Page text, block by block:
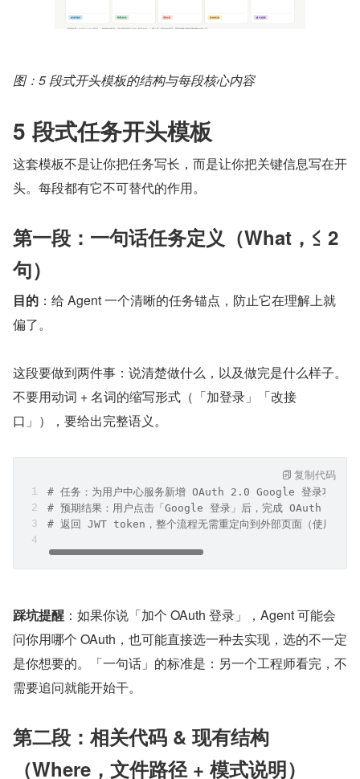
图：5 段式开头模板的结构与每段核心内容
5 段式任务开头模板
这套模板不是让你把任务写长，而是让你把关键信息写在开
头。每段都有它不可替代的作用。
第一段：一句话任务定义（What，≤ 2
句）
目的 ：给 Agent 一个清晰的任务锚点，防止它在理解上就
偏了。
这段要做到两件事：说清楚做什么，以及做完是什么样子。
不要用动词 + 名词的缩写形式（「加登录」「改接
口」），要给出完整语义。
# 任务：为用户中心服务新增 OAuth 2.0 Google 登录功能
# 预期结果：用户点击「Google 登录」后，完成 OAuth 授权流
# 返回 JWT token，整个流程无需重定向到外部页面（使用
复制代码
踩坑提醒 ：如果你说「加个 OAuth 登录」，Agent 可能会
问你用哪个 OAuth，也可能直接选一种去实现，选的不一定
是你想要的。「一句话」的标准是：另一个工程师看完，不
需要追问就能开始干。
第二段：相关代码 & 现有结构
（Where，文件路径 + 模式说明）